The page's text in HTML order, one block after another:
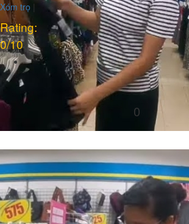
Xóm trọ |
Rating:
0/10
0